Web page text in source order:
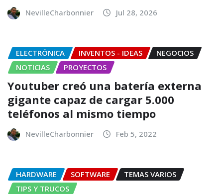
NevilleCharbonnier Jul 28, 2026
ELECTRÓNICA INVENTOS - IDEAS
NEGOCIOS
NOTICIAS
PROYECTOS
Youtuber creó una batería externa
gigante capaz de cargar 5.000
teléfonos al mismo tiempo
NevilleCharbonnier Feb 5, 2022
HARDWARE SOFTWARE
TEMAS VARIOS
TIPS Y TRUCOS